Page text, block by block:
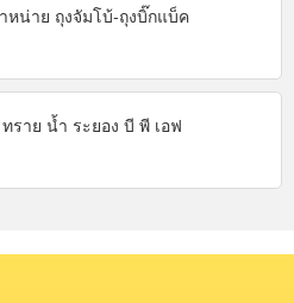
หน่าย ถุงจัมโบ้-ถุงบิ๊กแบ็ค
ราย น้ำ ระยอง บี พี เอฟ